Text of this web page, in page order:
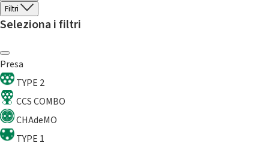
Filtri
Seleziona i filtri
Presa
TYPE 2
CCS COMBO
CHAdeMO
TYPE 1